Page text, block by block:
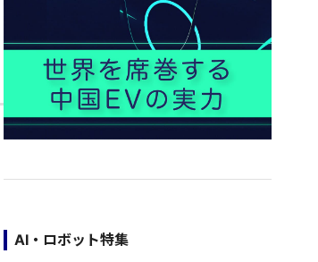
AI・ロボット特集